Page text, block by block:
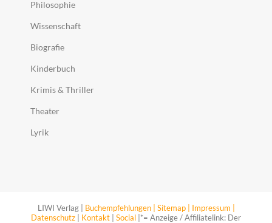
Philosophie
Wissenschaft
Biografie
Kinderbuch
Krimis & Thriller
Theater
Lyrik
LIWI Verlag | Buchempfehlungen | Sitemap | Impressum |
Datenschutz
Kontakt Social |*= Anzeige / Affiliatelink: Der